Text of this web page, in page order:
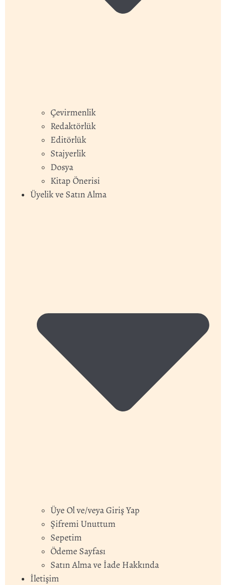
Çevirmenlik
Redaktörlük
Editörlük
Stajyerlik
Dosya
Kitap Önerisi
Üyelik ve Satın Alma
Üye Ol ve/veya Giriş Yap
Şifremi Unuttum
Sepetim
Ödeme Sayfası
Satın Alma ve İade Hakkında
İletişim